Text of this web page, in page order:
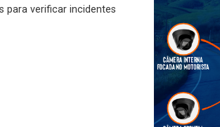
para verificar incidentes